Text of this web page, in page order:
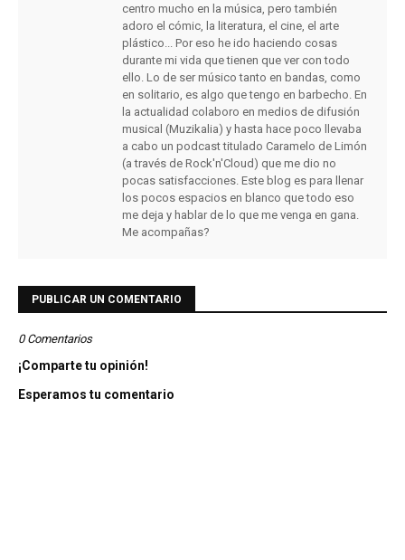
centro mucho en la música, pero también
adoro el cómic, la literatura, el cine, el arte
plástico... Por eso he ido haciendo cosas
durante mi vida que tienen que ver con todo
ello. Lo de ser músico tanto en bandas, como
en solitario, es algo que tengo en barbecho. En
la actualidad colaboro en medios de difusión
musical (Muzikalia) y hasta hace poco llevaba
a cabo un podcast titulado Caramelo de Limón
(a través de Rock'n'Cloud) que me dio no
pocas satisfacciones. Este blog es para llenar
los pocos espacios en blanco que todo eso
me deja y hablar de lo que me venga en gana.
Me acompañas?
PUBLICAR UN COMENTARIO
0 Comentarios
¡Comparte tu opinión!
Esperamos tu comentario